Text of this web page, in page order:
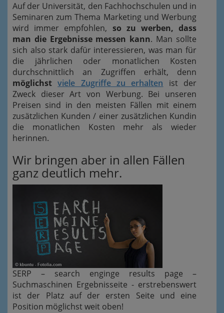
Auf der Universität, den Fachhochschulen und in
Seminaren zum Thema Marketing und Werbung
wird immer empfohlen, so zu werben, dass
man die Ergebnisse messen kann. Man sollte
sich also stark dafür interessieren, was man für
die jährlichen oder monatlichen Kosten
durchschnittlich an Zugriffen erhält, denn
möglichstviele Zugriffe zu erhalten ist der
Zweck dieser Art von Werbung. Bei unseren
Preisen sind in den meisten Fällen mit einem
zusätzlichen Kunden / einer zusätzlichen Kundin
die monatlichen Kosten mehr als wieder
herinnen.
Wir bringen aber in allen Fällen
ganz deutlich mehr.
SERP – search enginge results page –
Suchmaschinen Ergebnisseite - erstrebenswert
ist der Platz auf der ersten Seite und eine
Position möglichst weit oben!